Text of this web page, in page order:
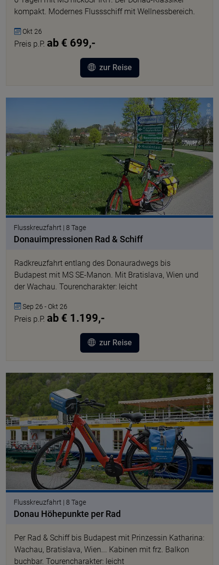
kompakt. Modernes Flussschiff mit Wellnessbereich.
Okt 26
Preis p.P. ab € 699,-
zur Reise
© SE Tours GmbH
Flusskreuzfahrt | 8 Tage
Donauimpressionen Rad & Schiff
Radkreuzfahrt entlang des Donauradwegs bis
Budapest mit MS SE-Manon. Mit Bratislava, Wien und
der Wachau. Tourencharakter: leicht
Sep 26 - Okt 26
Preis p.P. ab € 1.199,-
zur Reise
© SE Tours GmbH
Flusskreuzfahrt | 8 Tage
Donau Höhepunkte per Rad
Per Rad & Schiff bis Budapest mit Prinzessin Katharina:
Wachau, Bratislava, Wien... Kabinen mit frz. Balkon
buchbar. Tourencharakter: leicht